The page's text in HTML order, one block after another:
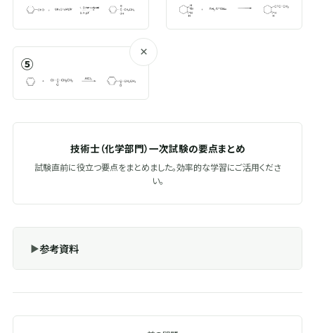
⑤
×
技術士（化学部門）一次試験の要点まとめ
試験直前に役立つ要点をまとめました。効率的な学習にご活用くださ
い。
参考資料